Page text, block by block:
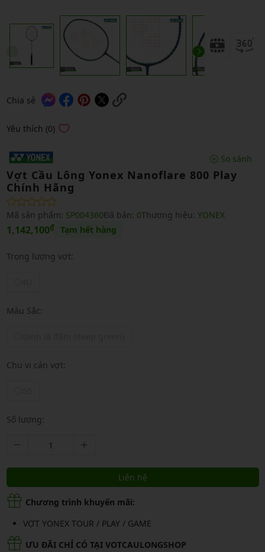
Chia sẻ
Yêu thích (0)
So sánh
Vợt Cầu Lông Yonex Nanoflare 800 Play
Chính Hãng
Mã sản phẩm: SP004360Đã bán: 0Thương hiệu: YONEX
1,142,100₫ Tạm hết hàng
Trọng lượng vợt:
Màu Sắc:
Chu vi cán vợt:
Số lượng:
Liên hệ
Chương trình khuyến mãi:
VỢT YONEX TOUR / PLAY / GAME
ƯU ĐÃI CHỈ CÓ TẠI VOTCAULONGSHOP